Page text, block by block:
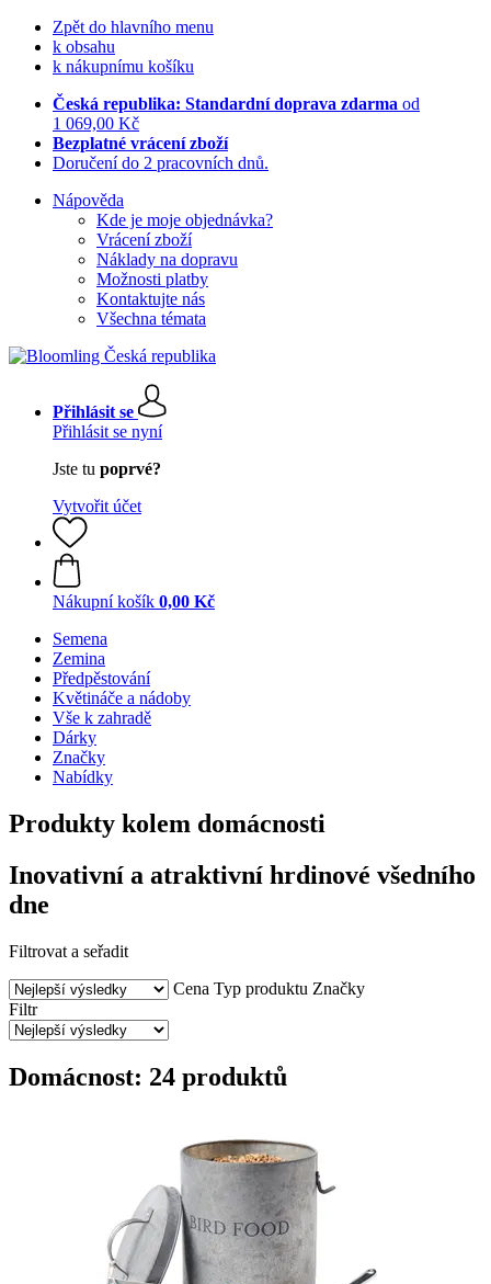
Zpět do hlavního menu
k obsahu
k nákupnímu košíku
Česká republika: Standardní doprava zdarma od
1 069,00 Kč
Bezplatné vrácení zboží
Doručení do 2 pracovních dnů.
Nápověda
Kde je moje objednávka?
Vrácení zboží
Náklady na dopravu
Možnosti platby
Kontaktujte nás
Všechna témata
Přihlásit se
Přihlásit se nyní
Jste tu poprvé?
Vytvořit účet
Nákupní košík 0,00 Kč
Semena
Zemina
Předpěstování
Květináče a nádoby
Vše k zahradě
Dárky
Značky
Nabídky
Produkty kolem domácnosti
Inovativní a atraktivní hrdinové všedního
dne
Filtrovat a seřadit
Cena Typ produktu Značky
Filtr
Domácnost: 24 produktů